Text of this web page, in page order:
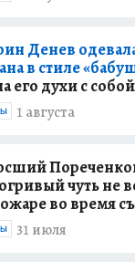
Денев
в стиле
его духи с
1 августа
чуть не
во время
31 июля